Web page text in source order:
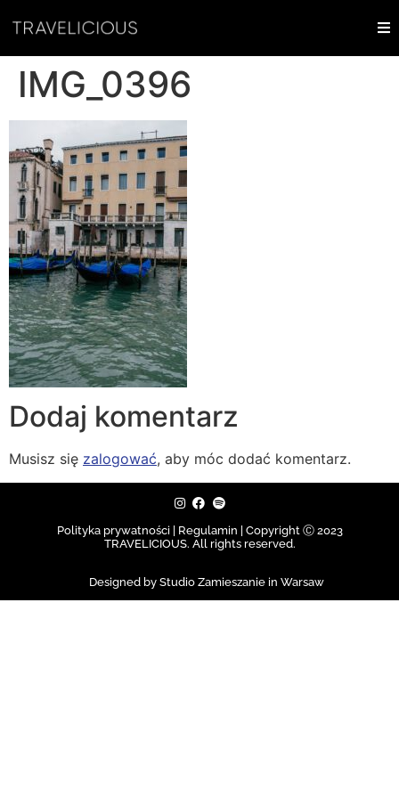
IMG_0396
Dodaj komentarz
Musisz się zalogować, aby móc dodać komentarz.
Polityka prywatności | Regulamin | Copyright Ⓒ 2023
TRAVELICIOUS. All rights reserved.
Designed by Studio Zamieszanie in Warsaw